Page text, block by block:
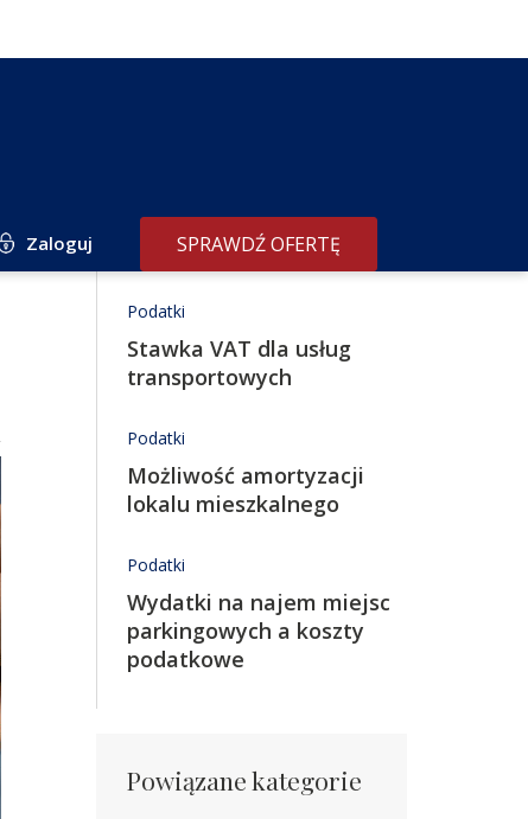
Zaloguj SPRAWDŹ OFERTĘ
Redakcja poleca
Podatki
Stawka VAT dla usług
transportowych
Podatki
Możliwość amortyzacji
lokalu mieszkalnego
Podatki
Wydatki na najem miejsc
parkingowych a koszty
podatkowe
Powiązane kategorie